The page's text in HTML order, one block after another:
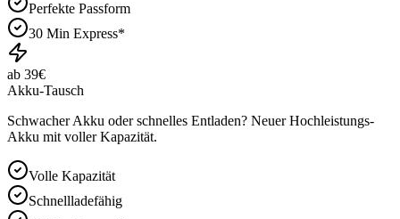
Perfekte Passform
30 Min Express*
ab 39€
Akku-Tausch
Schwacher Akku oder schnelles Entladen? Neuer Hochleistungs-
Akku mit voller Kapazität.
Volle Kapazität
Schnellladefähig